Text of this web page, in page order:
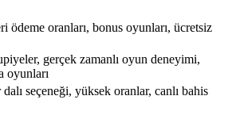
ödeme oranları, bonus oyunları, ücretsiz
gerçek zamanlı oyun deneyimi,
oyunları
seçeneği, yüksek oranlar, canlı bahis